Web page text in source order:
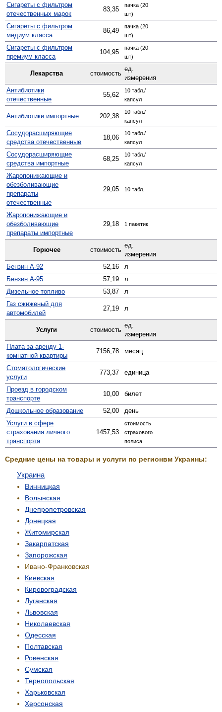
Сигареты с фильтром
отечественных марок
83,35
пачка (20
шт)
Сигареты с фильтром
медиум класса
86,49
пачка (20
шт)
Сигареты с фильтром
премиум класса
104,95
пачка (20
шт)
Лекарства стоимость
ед.
измерения
Антибиотики
отечественные
55,62
10 табл./
капсул
Антибиотики импортные 202,38
10 табл./
капсул
Сосудо­расширяющие
средства отечественные
18,06
10 табл./
капсул
Сосуд­орасширяющие
средства импортные
68,25
10 табл./
капсул
Жаро­понижающие и
обезболивающие
препараты
отечественные
29,05 10 табл.
Жаро­понижающие и
обезболивающие
препараты импортные
29,18 1 пакетик
Горючее стоимость
ед.
измерения
Бензин А-92
52,16
л
Бензин А-95
57,19
л
Дизельное топливо
53,87
л
Газ сжиженый для
автомобилей
27,19 л
Услуги стоимость
ед.
измерения
Плата за аренду 1-
комнатной квартиры
7156,78 месяц
Стомато­логические
услуги
773,37 единица
Проезд в городском
транспорте
10,00 билет
Дошкольное образование 52,00
день
Услуги в сфере
страхования личного
транспорта
1457,53
стоимость
страхового
полиса
Средние цены на товары и услуги по регионвм Украины:
Украина
Винницкая
Волынская
Днепропетровская
Донецкая
Житомирская
Закарпатская
Запорожская
Ивано-Франковская
Киевская
Кировоградская
Луганская
Львовская
Николаевская
Одесская
Полтавская
Ровенская
Сумская
Тернопольская
Харьковская
Херсонская